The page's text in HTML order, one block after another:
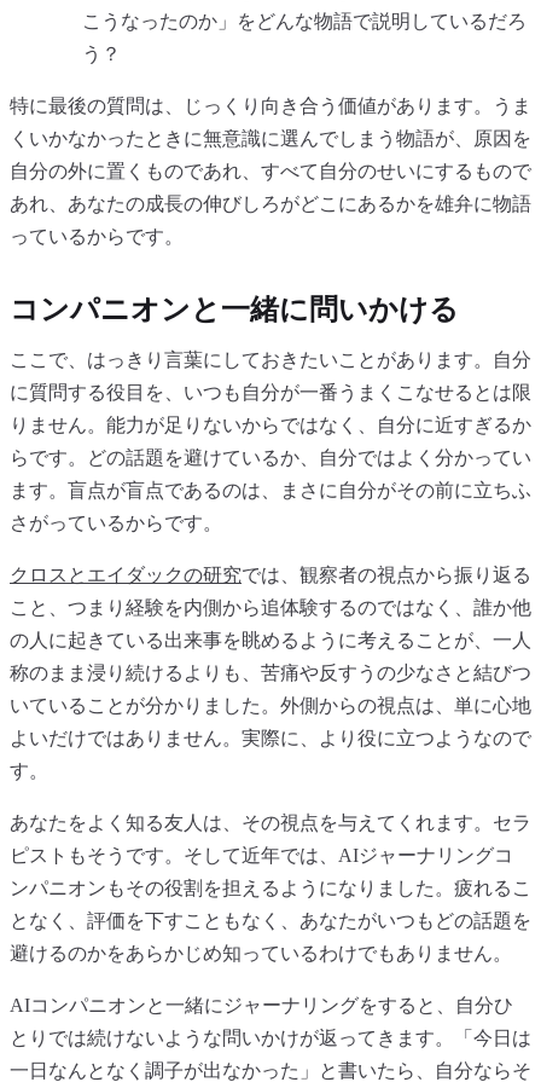
こうなったのか」をどんな物語で説明しているだろ
う？
特に最後の質問は、じっくり向き合う価値があります。うま
くいかなかったときに無意識に選んでしまう物語が、原因を
自分の外に置くものであれ、すべて自分のせいにするもので
あれ、あなたの成長の伸びしろがどこにあるかを雄弁に物語
っているからです。
コンパニオンと一緒に問いかける
ここで、はっきり言葉にしておきたいことがあります。自分
に質問する役目を、いつも自分が一番うまくこなせるとは限
りません。能力が足りないからではなく、自分に近すぎるか
らです。どの話題を避けているか、自分ではよく分かってい
ます。盲点が盲点であるのは、まさに自分がその前に立ちふ
さがっているからです。
クロスとエイダックの研究では、観察者の視点から振り返る
こと、つまり経験を内側から追体験するのではなく、誰か他
の人に起きている出来事を眺めるように考えることが、一人
称のまま浸り続けるよりも、苦痛や反すうの少なさと結びつ
いていることが分かりました。外側からの視点は、単に心地
よいだけではありません。実際に、より役に立つようなので
す。
あなたをよく知る友人は、その視点を与えてくれます。セラ
ピストもそうです。そして近年では、AIジャーナリングコ
ンパニオンもその役割を担えるようになりました。疲れるこ
となく、評価を下すこともなく、あなたがいつもどの話題を
避けるのかをあらかじめ知っているわけでもありません。
AIコンパニオンと一緒にジャーナリングをすると、自分ひ
とりでは続けないような問いかけが返ってきます。「今日は
一日なんとなく調子が出なかった」と書いたら、自分ならそ